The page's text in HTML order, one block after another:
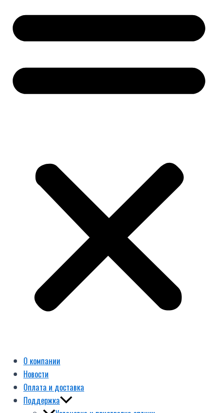
О компании
Новости
Оплата и доставка
Поддержка